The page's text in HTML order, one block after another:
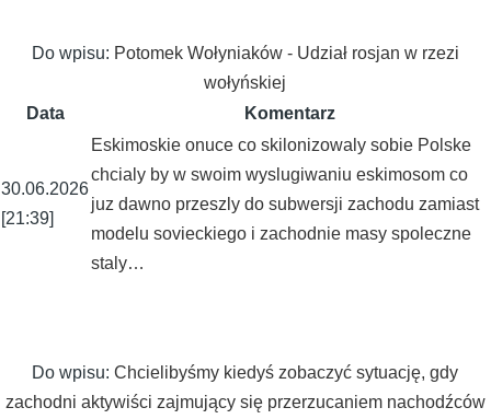
Do wpisu: Potomek Wołyniaków - Udział rosjan w rzezi
wołyńskiej
Data
Komentarz
30.06.2026
[21:39]
Eskimoskie onuce co skilonizowaly sobie Polske
chcialy by w swoim wyslugiwaniu eskimosom co
juz dawno przeszly do subwersji zachodu zamiast
modelu sovieckiego i zachodnie masy spoleczne
staly…
Do wpisu:Chcielibyśmy kiedyś zobaczyć sytuację, gdy
zachodni aktywiści zajmujący się przerzucaniem nachodźców